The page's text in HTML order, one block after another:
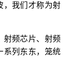
，我们才称为射
射频芯片、射频
系列东东，笼统